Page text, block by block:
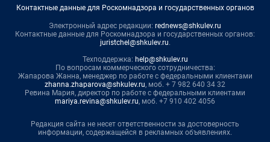
Контактные данные для Роскомнадзора и государственных органов
Электронный адрес редакции: rednews@shkulev.ru
Контактные данные для Роскомнадзора и государственных органов:
juristchel@shkulev.ru.
Техподдержка: help@shkulev.ru
По вопросам коммерческого сотрудничества:
Жапарова Жанна, менеджер по работе с федеральными клиентами
zhanna.zhaparova@shkulev.ru, моб. + 7 982 640 34 32
Ревина Мария, директор по работе с федеральными клиентами
mariya.revina@shkulev.ru, моб. +7 910 402 4056
Редакция сайта не несет ответственности за достоверность
информации, содержащейся в рекламных объявлениях.